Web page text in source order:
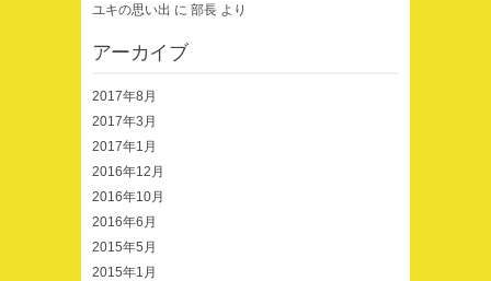
ユキの思い出 に 部長 より
アーカイブ
2017年8月
2017年3月
2017年1月
2016年12月
2016年10月
2016年6月
2015年5月
2015年1月